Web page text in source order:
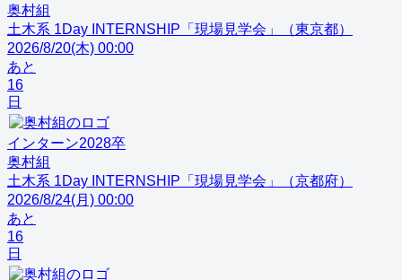
奥村組
土木系 1Day INTERNSHIP「現場見学会」（東京都）
2026/8/20(木) 00:00
あと
16
日
インターン2028卒
奥村組
土木系 1Day INTERNSHIP「現場見学会」（京都府）
2026/8/24(月) 00:00
あと
16
日